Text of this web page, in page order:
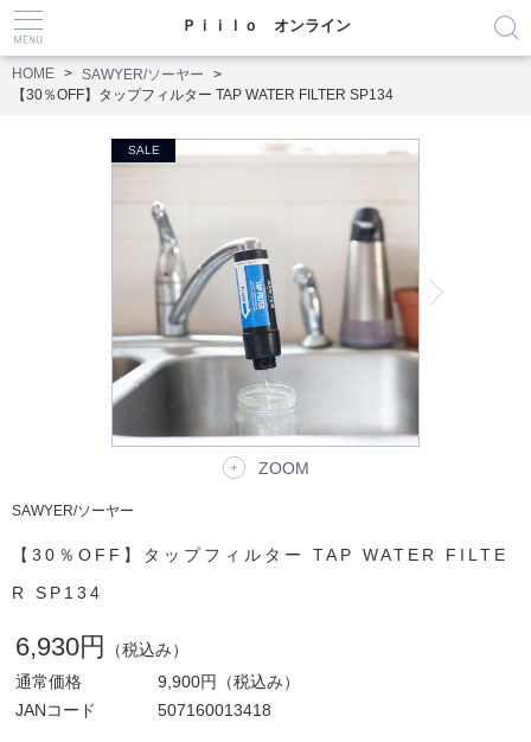
Ｐｉｉｌｏ オンライン
HOME
SAWYER/ソーヤー
【30％OFF】タップフィルター TAP WATER FILTER SP134
ZOOM
SAWYER/ソーヤー
【30％OFF】タップフィルター TAP WATER FILTE
R SP134
6,930円
（税込み）
通常価格
9,900円
（税込み）
JANコード
507160013418